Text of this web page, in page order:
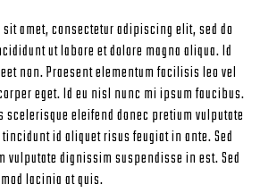
amet, consectetur adipiscing elit, sed do
ut labore et dolore magna aliqua. Id
non. Praesent elementum facilisis leo vel
eget. Id eu nisl nunc mi ipsum faucibus.
scelerisque eleifend donec pretium vulputate
id aliquet risus feugiat in ante. Sed
vulputate dignissim suspendisse in est. Sed
lacinia at quis.